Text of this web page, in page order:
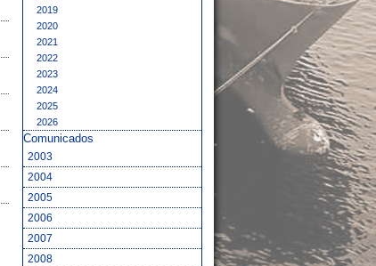
2019
2020
2021
2022
2023
2024
2025
2026
Comunicados
2003
2004
2005
2006
2007
2008